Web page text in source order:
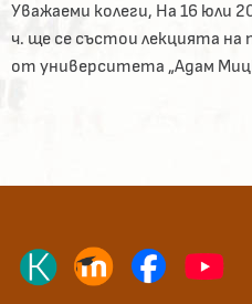
Уважаеми колеги, На 16 юли
ч. ще се състои лекцията на
от университета „Адам